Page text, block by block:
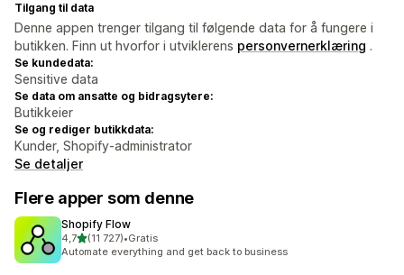
Tilgang til data
Denne appen trenger tilgang til følgende data for å fungere i
butikken. Finn ut hvorfor i utviklerens personvernerklæring .
Se kundedata:
Sensitive data
Se data om ansatte og bidragsytere:
Butikkeier
Se og rediger butikkdata:
Kunder, Shopify-administrator
Se detaljer
Flere apper som denne
Shopify Flow
4,7av 5 stjerner
(11 727)
Totalt 11727 omtaler
•Gratis
Automate everything and get back to business